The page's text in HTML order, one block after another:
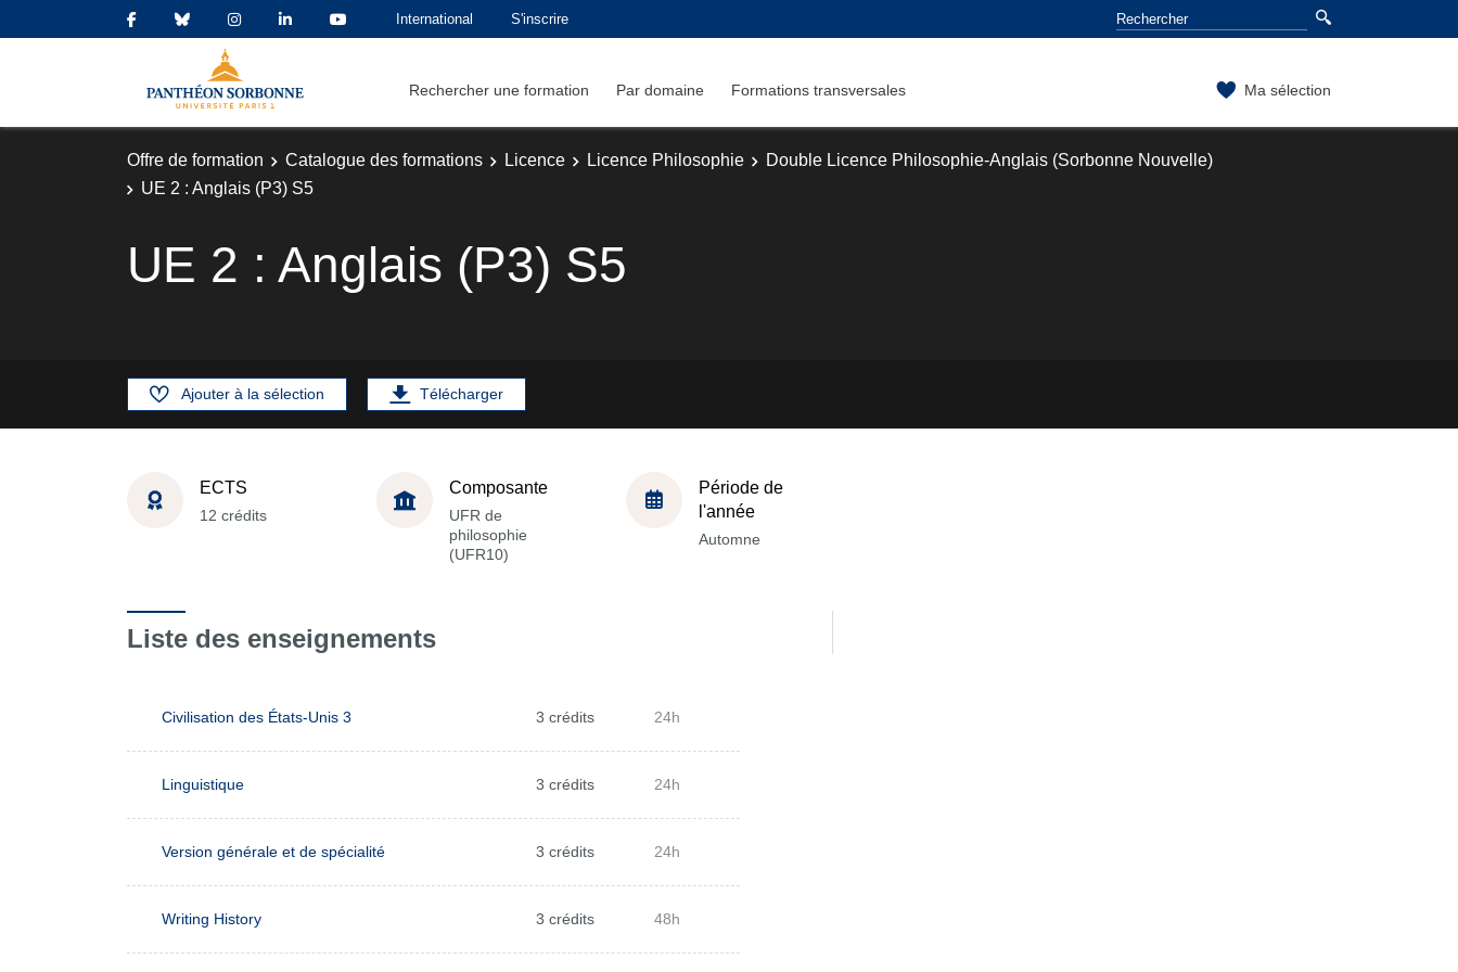
International S'inscrire
Rechercher une formation Par domaine Formations transversales Ma sélection
Offre de formation Catalogue des formations Licence Licence Philosophie
Double Licence Philosophie-Anglais (Sorbonne Nouvelle)
UE 2 : Anglais (P3) S5
UE 2 : Anglais (P3) S5
Ajouter à la sélection Télécharger
ECTS
12 crédits
Composante
UFR de
philosophie
(UFR10)
Période de
l'année
Automne
Liste des enseignements
Civilisation des États-Unis 3 3 crédits 24h
Linguistique 3 crédits 24h
Version générale et de spécialité 3 crédits 24h
Writing History 3 crédits 48h